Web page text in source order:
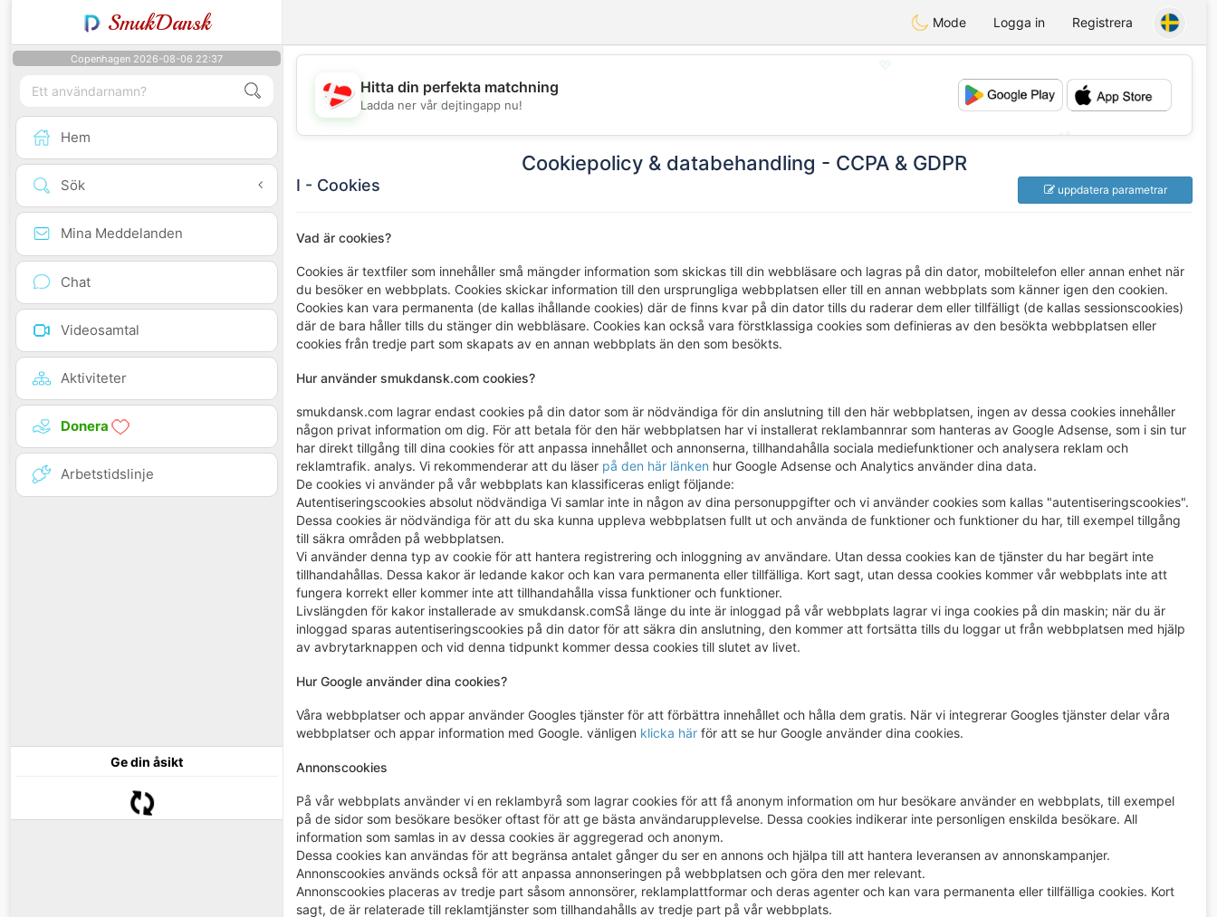
SmukDansk Mode Logga in Registrera
Copenhagen 2026-08-06 22:37
Hem
Sök
Mina Meddelanden
Chat
Videosamtal
Aktiviteter
Donera
Arbetstidslinje
Ge din åsikt
💖
💕
Hitta din perfekta matchning
Ladda ner vår dejtingapp nu!
Cookiepolicy & databehandling - CCPA & GDPR
I - Cookies uppdatera parametrar
Vad är cookies?
Cookies är textfiler som innehåller små mängder information som skickas till din webbläsare och lagras på din dator, mobiltelefon eller annan enhet när
du besöker en webbplats. Cookies skickar information till den ursprungliga webbplatsen eller till en annan webbplats som känner igen den cookien.
Cookies kan vara permanenta (de kallas ihållande cookies) där de finns kvar på din dator tills du raderar dem eller tillfälligt (de kallas sessionscookies)
där de bara håller tills du stänger din webbläsare. Cookies kan också vara förstklassiga cookies som definieras av den besökta webbplatsen eller
cookies från tredje part som skapats av en annan webbplats än den som besökts.
Hur använder smukdansk.com cookies?
smukdansk.com lagrar endast cookies på din dator som är nödvändiga för din anslutning till den här webbplatsen, ingen av dessa cookies innehåller
någon privat information om dig. För att betala för den här webbplatsen har vi installerat reklambannrar som hanteras av Google Adsense, som i sin tur
har direkt tillgång till dina cookies för att anpassa innehållet och annonserna, tillhandahålla sociala mediefunktioner och analysera reklam och
reklamtrafik. analys. Vi rekommenderar att du läser på den här länken hur Google Adsense och Analytics använder dina data.
De cookies vi använder på vår webbplats kan klassificeras enligt följande:
Autentiseringscookies absolut nödvändiga Vi samlar inte in någon av dina personuppgifter och vi använder cookies som kallas "autentiseringscookies".
Dessa cookies är nödvändiga för att du ska kunna uppleva webbplatsen fullt ut och använda de funktioner och funktioner du har, till exempel tillgång
till säkra områden på webbplatsen.
Vi använder denna typ av cookie för att hantera registrering och inloggning av användare. Utan dessa cookies kan de tjänster du har begärt inte
tillhandahållas. Dessa kakor är ledande kakor och kan vara permanenta eller tillfälliga. Kort sagt, utan dessa cookies kommer vår webbplats inte att
fungera korrekt eller kommer inte att tillhandahålla vissa funktioner och funktioner.
Livslängden för kakor installerade av smukdansk.comSå länge du inte är inloggad på vår webbplats lagrar vi inga cookies på din maskin; när du är
inloggad sparas autentiseringscookies på din dator för att säkra din anslutning, den kommer att fortsätta tills du loggar ut från webbplatsen med hjälp
av avbrytarknappen och vid denna tidpunkt kommer dessa cookies till slutet av livet.
Hur Google använder dina cookies?
Våra webbplatser och appar använder Googles tjänster för att förbättra innehållet och hålla dem gratis. När vi integrerar Googles tjänster delar våra
webbplatser och appar information med Google. vänligen klicka här för att se hur Google använder dina cookies.
Annonscookies
På vår webbplats använder vi en reklambyrå som lagrar cookies för att få anonym information om hur besökare använder en webbplats, till exempel
på de sidor som besökare besöker oftast för att ge bästa användarupplevelse. Dessa cookies indikerar inte personligen enskilda besökare. All
information som samlas in av dessa cookies är aggregerad och anonym.
Dessa cookies kan användas för att begränsa antalet gånger du ser en annons och hjälpa till att hantera leveransen av annonskampanjer.
Annonscookies används också för att anpassa annonseringen på webbplatsen och göra den mer relevant.
Annonscookies placeras av tredje part såsom annonsörer, reklamplattformar och deras agenter och kan vara permanenta eller tillfälliga cookies. Kort
sagt, de är relaterade till reklamtjänster som tillhandahålls av tredje part på vår webbplats.